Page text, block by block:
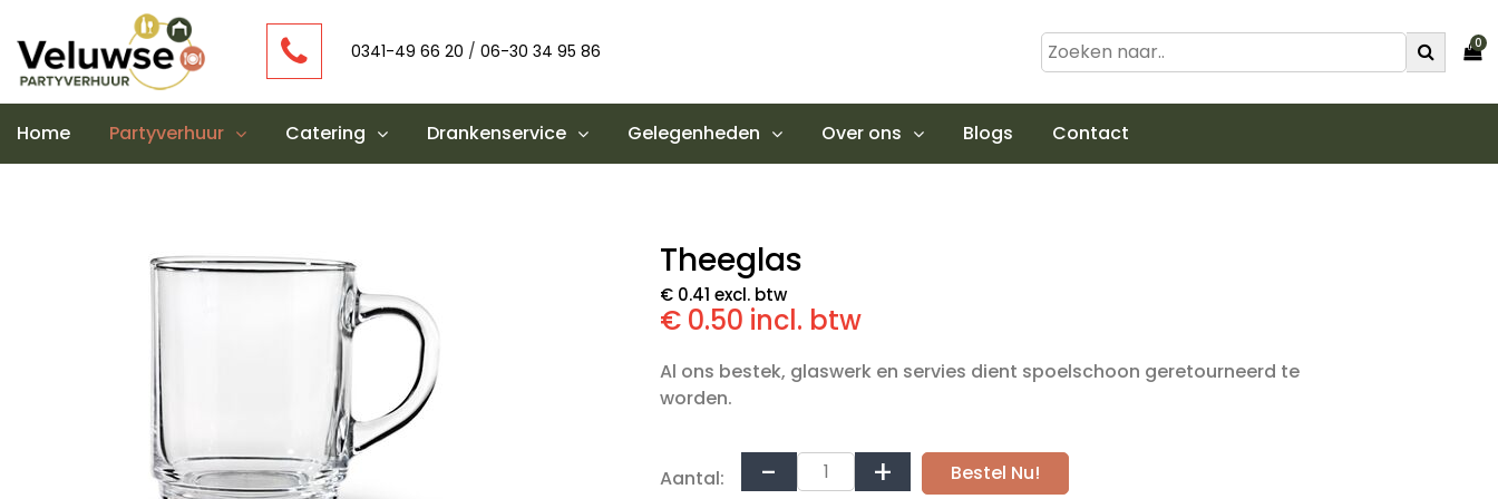
0
0341-49 66 20 / 06-30 34 95 86
Home Partyverhuur Catering Drankenservice Gelegenheden Over ons Blogs Contact
Theeglas
€ 0.41 excl. btw
€ 0.50 incl. btw
Al ons bestek, glaswerk en servies dient spoelschoon geretourneerd te
worden.
Aantal: Bestel Nu!